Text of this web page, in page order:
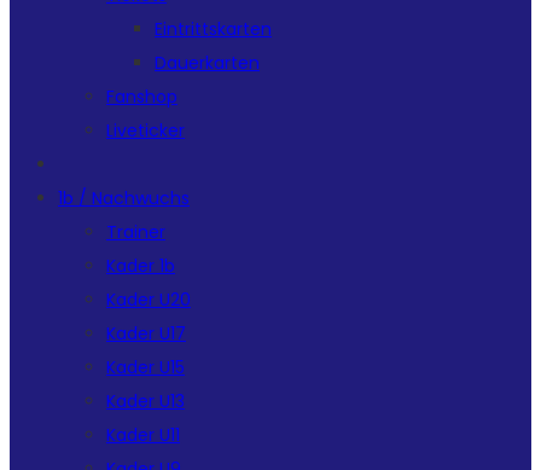
Eintrittskarten
Dauerkarten
Fanshop
Liveticker
1b / Nachwuchs
Trainer
Kader 1b
Kader U20
Kader U17
Kader U15
Kader U13
Kader U11